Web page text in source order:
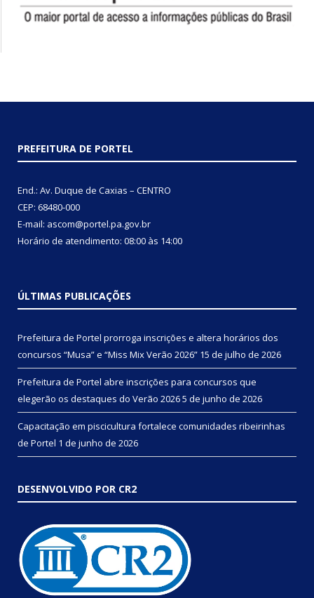
PREFEITURA DE PORTEL
End.: Av. Duque de Caxias – CENTRO
CEP: 68480-000
E-mail: ascom@portel.pa.gov.br
Horário de atendimento: 08:00 às 14:00
ÚLTIMAS PUBLICAÇÕES
Prefeitura de Portel prorroga inscrições e altera horários dos
concursos “Musa” e “Miss Mix Verão 2026” 15 de julho de 2026
Prefeitura de Portel abre inscrições para concursos que
elegerão os destaques do Verão 20265 de junho de 2026
Capacitação em piscicultura fortalece comunidades ribeirinhas
de Portel 1 de junho de 2026
DESENVOLVIDO POR CR2